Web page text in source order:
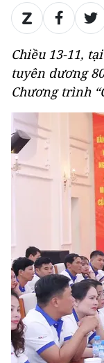
Chiều 13-11,
tuyên dương
Chương trình